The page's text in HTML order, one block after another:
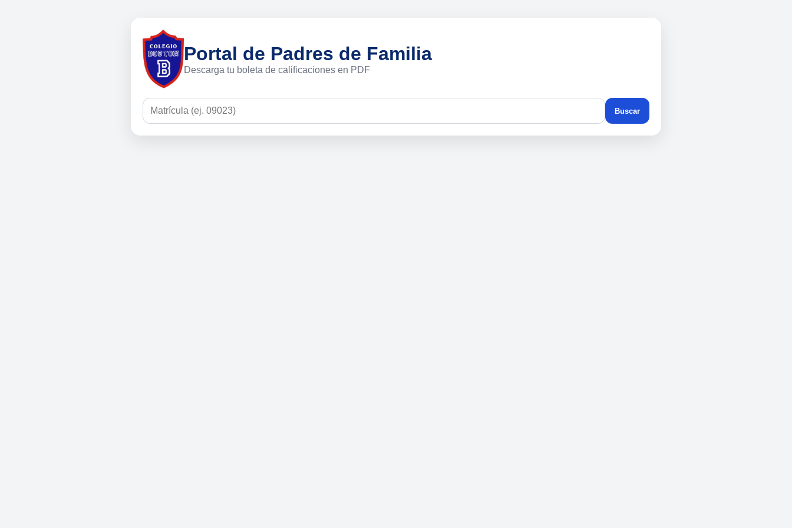
Portal de Padres de Familia
Descarga tu boleta de calificaciones en PDF
Buscar